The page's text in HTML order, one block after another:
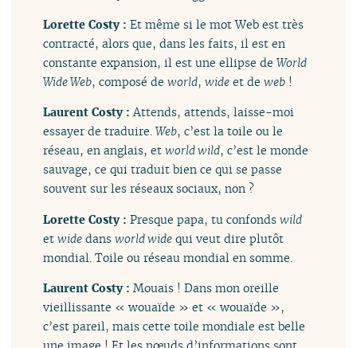
Lorette Costy :Et même si le mot Web est très
contracté, alors que, dans les faits, il est en
constante expansion, il est une ellipse deWorld
Wide Web, composé deworld,wide et deweb !
Laurent Costy :Attends, attends, laisse-moi
essayer de traduire.Web, c’est la toile ou le
réseau, en anglais, etworld wild, c’est le monde
sauvage, ce qui traduit bien ce qui se passe
souvent sur les réseaux sociaux, non ?
Lorette Costy :Presque papa, tu confondswild
etwide dansworld wide qui veut dire plutôt
mondial. Toile ou réseau mondial en somme.
Laurent Costy :Mouais ! Dans mon oreille
vieillissante « wouaïde » et « wouaïde »,
c’est pareil, mais cette toile mondiale est belle